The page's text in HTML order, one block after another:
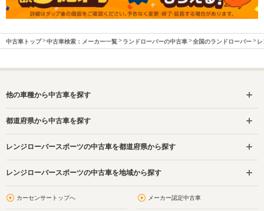
中古車トップ 中古車検索：メーカー一覧 ランドローバーの中古車 全国のランドローバー
他の車種から中古車を探す
都道府県から中古車を探す
レンジローバースポーツの中古車を都道府県から探す
レンジローバースポーツの中古車を地域から探す
カーセンサートップへ メーカー認定中古車